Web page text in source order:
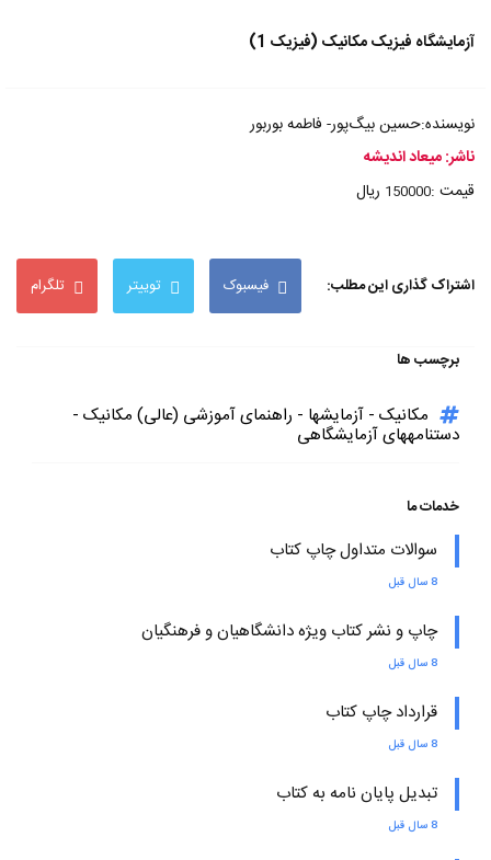
آزمایشگاه فیزیک مکانیک (فیزیک 1)
نویسنده:حسین بیگ‌پور- فاطمه بوربور
ناشر: میعاد اندیشه
قیمت :150000 ریال
اشتراک گذاری این مطلب: فیسبوک توییتر تلگرام
برچسب ها
مکانیک - آزمایشها - راهنمای آموزشی (عالی) مکانیک -
دستنامههای آزمایشگاهی
خدمات ما
سوالات متداول چاپ کتاب
8 سال قبل
چاپ و نشر کتاب ویژه دانشگاهیان و فرهنگیان
8 سال قبل
قرارداد چاپ کتاب
8 سال قبل
تبدیل پایان نامه به کتاب
8 سال قبل